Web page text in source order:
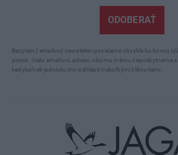
ODOBERAŤ
Bezplatný emailový newsletter posielame obvykle ku koncu
piatok. Vašu emailovú adresu nikomu inému neposkytneme
kedykoľvek jednoducho odhlásiť niekoľkými kliknutiami.